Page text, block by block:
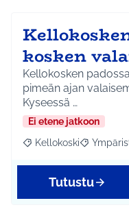
kosken
Kellokosken
pimeän ajan
Kyseessä …
Ei etene jatkoon
Rajaa tulokset
Kellokoski Rajaa
Tutustu